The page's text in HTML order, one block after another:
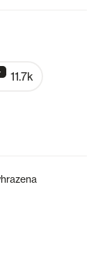
11.7k